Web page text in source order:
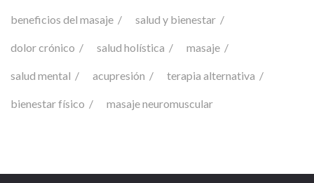
beneficios del masaje salud y bienestar
dolor crónico salud holística masaje
salud mental acupresión terapia alternativa
bienestar físico masaje neuromuscular